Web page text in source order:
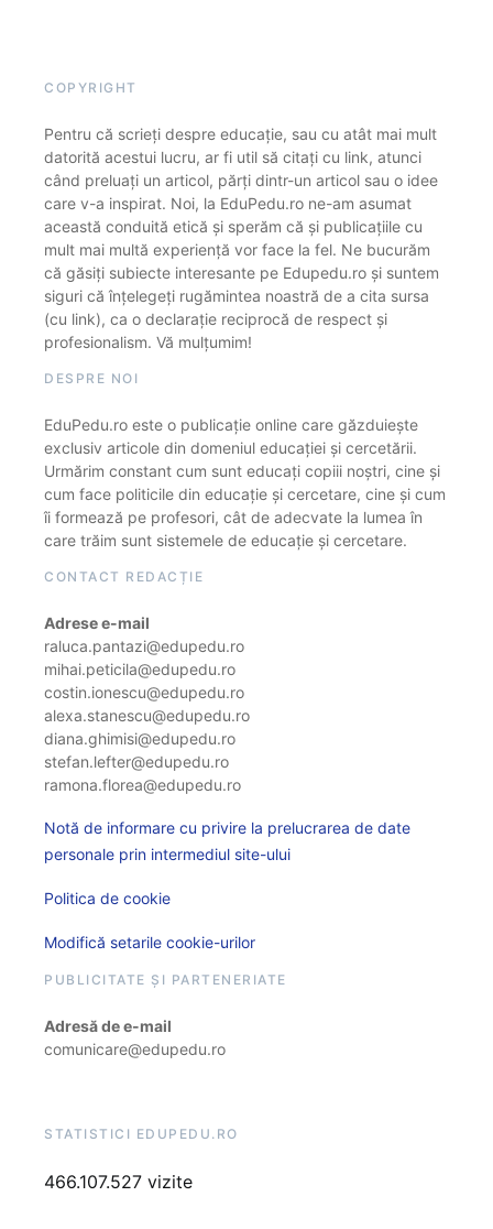
COPYRIGHT
Pentru că scrieți despre educație, sau cu atât mai mult
datorită acestui lucru, ar fi util să citați cu link, atunci
când preluați un articol, părți dintr-un articol sau o idee
care v-a inspirat. Noi, la EduPedu.ro ne-am asumat
această conduită etică și sperăm că și publicațiile cu
mult mai multă experiență vor face la fel. Ne bucurăm
că găsiți subiecte interesante pe Edupedu.ro și suntem
siguri că înțelegeți rugămintea noastră de a cita sursa
(cu link), ca o declarație reciprocă de respect și
profesionalism. Vă mulțumim!
DESPRE NOI
EduPedu.ro este o publicație online care găzduiește
exclusiv articole din domeniul educației și cercetării.
Urmărim constant cum sunt educați copiii noștri, cine și
cum face politicile din educație și cercetare, cine și cum
îi formează pe profesori, cât de adecvate la lumea în
care trăim sunt sistemele de educație și cercetare.
CONTACT REDACȚIE
Adrese e-mail
raluca.pantazi@edupedu.ro
mihai.peticila@edupedu.ro
costin.ionescu@edupedu.ro
alexa.stanescu@edupedu.ro
diana.ghimisi@edupedu.ro
stefan.lefter@edupedu.ro
ramona.florea@edupedu.ro
Notă de informare cu privire la prelucrarea de date
personale prin intermediul site-ului
Politica de cookie
Modifică setarile cookie-urilor
PUBLICITATE ȘI PARTENERIATE
Adresă de e-mail
comunicare@edupedu.ro
STATISTICI EDUPEDU.RO
466.107.527 vizite